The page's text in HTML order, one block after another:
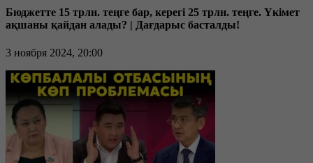
Бюджетте 15 трлн. теңге бар, керегі 25 трлн. теңге. Үкімет
ақшаны қайдан алады? | Дағдарыс басталды!
3 ноября 2024, 20:00